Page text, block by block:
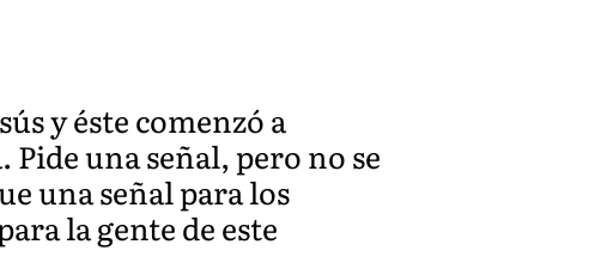
y éste comenzó a
Pide una señal, pero no se
una señal para los
la gente de este